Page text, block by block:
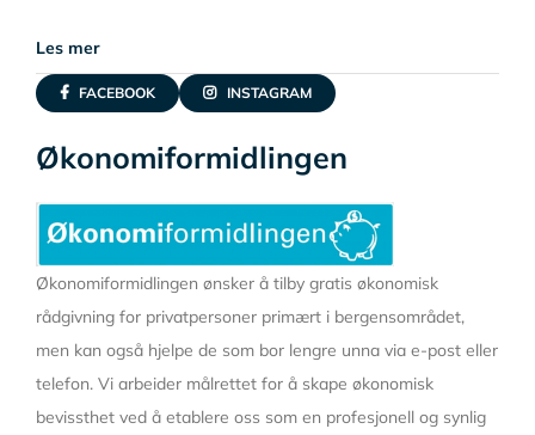
Les mer
FACEBOOK INSTAGRAM
Økonomiformidlingen
Økonomiformidlingen ønsker å tilby gratis økonomisk
rådgivning for privatpersoner primært i bergensområdet,
men kan også hjelpe de som bor lengre unna via e-post eller
telefon. Vi arbeider målrettet for å skape økonomisk
bevissthet ved å etablere oss som en profesjonell og synlig